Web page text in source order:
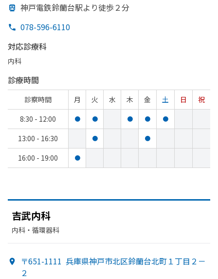
神戸電鉄鈴蘭台駅より徒歩２分
078-596-6110
対応診療科
内科
診療時間
診察時間 月 火 水 木 金 土 日
祝
8:30 - 12:00
● ● ● ● ●
13:00 - 16:30 ● ●
16:00 - 19:00 ●
吉武内科
内科・​循環器科
〒651-1111 兵庫県神戸市北区鈴蘭台北町１丁目２－
２